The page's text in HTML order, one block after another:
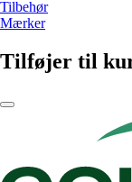
Tilbehør
Mærker
Tilføjer til